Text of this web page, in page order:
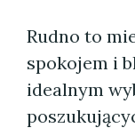
Rudno to
spokojem i
idealnym